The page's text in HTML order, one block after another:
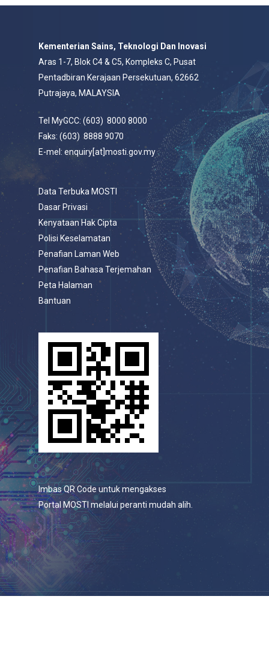
Kementerian Sains, Teknologi Dan Inovasi
Aras 1-7, Blok C4 & C5, Kompleks C, Pusat
Pentadbiran Kerajaan Persekutuan, 62662
Putrajaya, MALAYSIA
Tel MyGCC: (603) 8000 8000
Faks: (603) 8888 9070
E-mel: enquiry[at]mosti.gov.my
Data Terbuka MOSTI
Dasar Privasi
Kenyataan Hak Cipta
Polisi Keselamatan
Penafian Laman Web
Penafian Bahasa Terjemahan
Peta Halaman
Bantuan
Imbas QR Code untuk mengakses
Portal MOSTI melalui peranti mudah alih.